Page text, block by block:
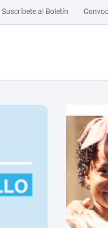
Suscríbete al Boletín